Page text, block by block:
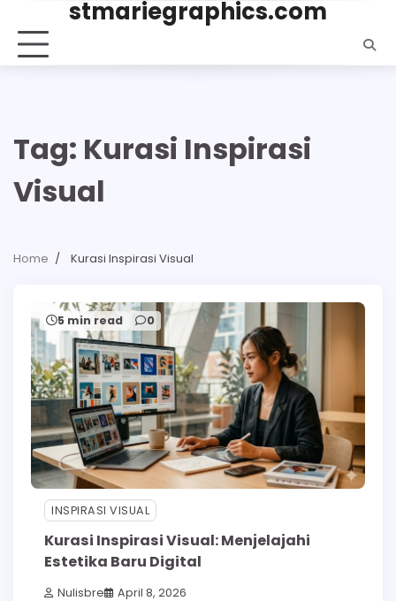
content
stmariegraphics.com
Tag: Kurasi Inspirasi
Visual
Home Kurasi Inspirasi Visual
5 min read 0
INSPIRASI VISUAL
Kurasi Inspirasi Visual: Menjelajahi
Estetika Baru Digital
Nulisbre April 8, 2026